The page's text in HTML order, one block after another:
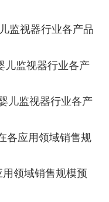
监视器行业各产品
监视器行业各产
儿监视器行业各产
各应用领域销售规
领域销售规模预